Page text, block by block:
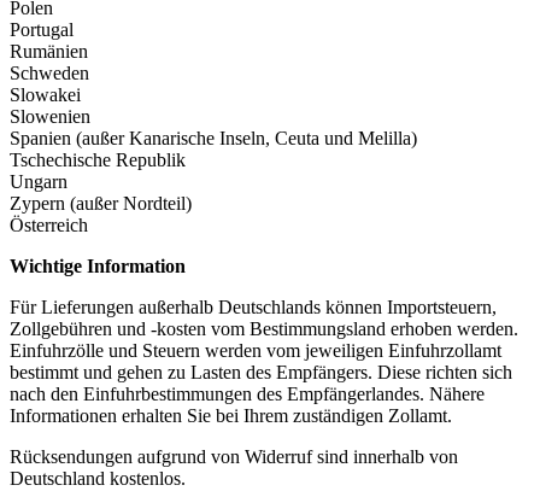
Polen
Portugal
Rumänien
Schweden
Slowakei
Slowenien
Spanien (außer Kanarische Inseln, Ceuta und Melilla)
Tschechische Republik
Ungarn
Zypern (außer Nordteil)
Österreich
Wichtige Information
Für Lieferungen außerhalb Deutschlands können Importsteuern,
Zollgebühren und -kosten vom Bestimmungsland erhoben werden.
Einfuhrzölle und Steuern werden vom jeweiligen Einfuhrzollamt
bestimmt und gehen zu Lasten des Empfängers. Diese richten sich
nach den Einfuhrbestimmungen des Empfängerlandes. Nähere
Informationen erhalten Sie bei Ihrem zuständigen Zollamt.
Rücksendungen aufgrund von Widerruf sind innerhalb von
Deutschland kostenlos.